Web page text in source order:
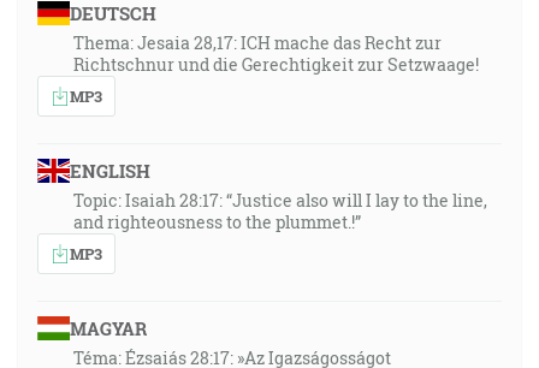
DEUTSCH
Thema: Jesaia 28,17: ICH mache das Recht zur
Richtschnur und die Gerechtigkeit zur Setzwaage!
MP3
ENGLISH
Topic: Isaiah 28:17: “Justice also will I lay to the line,
and righteousness to the plummet.!”
MP3
MAGYAR
Téma: Ézsaiás 28:17: »Az Igazságosságot